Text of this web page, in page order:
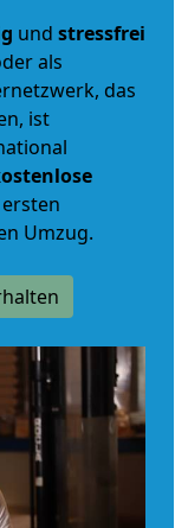
und stressfrei
als
das
ist
Umzug.